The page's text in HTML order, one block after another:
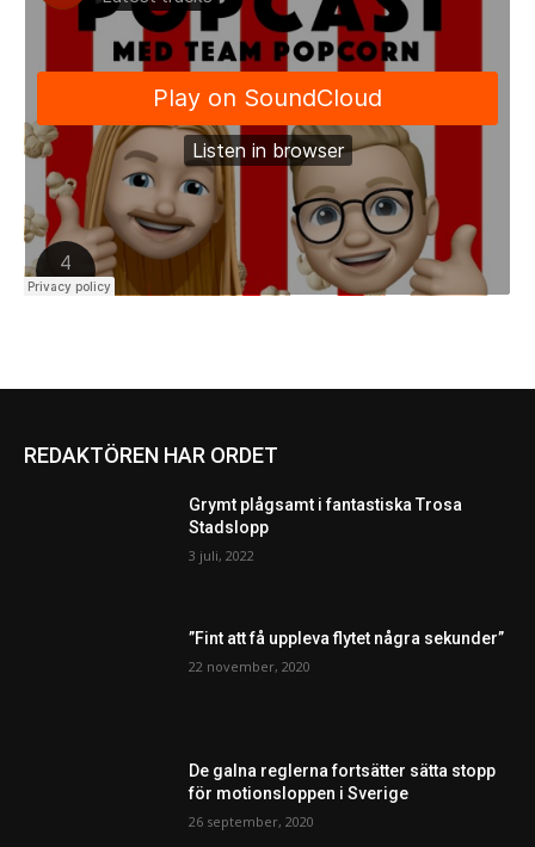
REDAKTÖREN HAR ORDET
Grymt plågsamt i fantastiska Trosa
Stadslopp
3 juli, 2022
”Fint att få uppleva flytet några sekunder”
22 november, 2020
De galna reglerna fortsätter sätta stopp
för motionsloppen i Sverige
26 september, 2020